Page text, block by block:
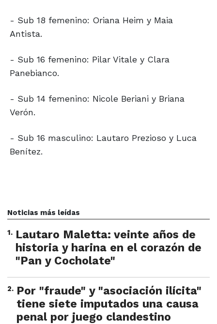
- Sub 18 femenino: Oriana Heim y Maia
Antista.
- Sub 16 femenino: Pilar Vitale y Clara
Panebianco.
- Sub 14 femenino: Nicole Beriani y Briana
Verón.
- Sub 16 masculino: Lautaro Prezioso y Luca
Benítez.
Noticias más leídas
1. Lautaro Maletta: veinte años de
historia y harina en el corazón de
"Pan y Cocholate"
2. Por "fraude" y "asociación ilícita"
tiene siete imputados una causa
penal por juego clandestino